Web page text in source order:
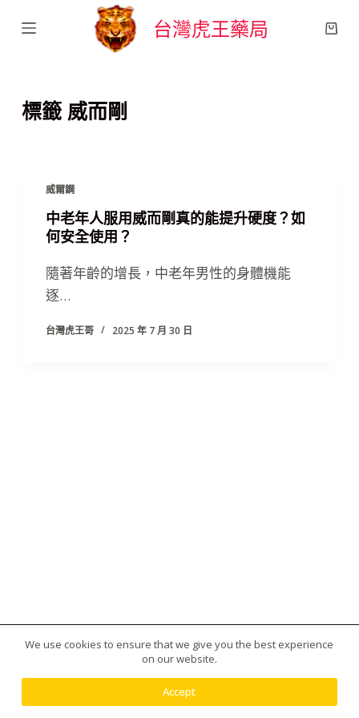
跳
內
台灣虎王藥局
標籤威而剛
威爾鋼
中老年人服用威而剛真的能提升硬度？如
何安全使用？
隨著年齡的增長，中老年男性的身體機能
逐…
台灣虎王哥 2025 年 7 月 30 日
版權所有 © 2026 台灣虎王藥局|犀利士|威而鋼|日本藤
We use cookies to ensure that we give you the best experience
on our website.
Accept